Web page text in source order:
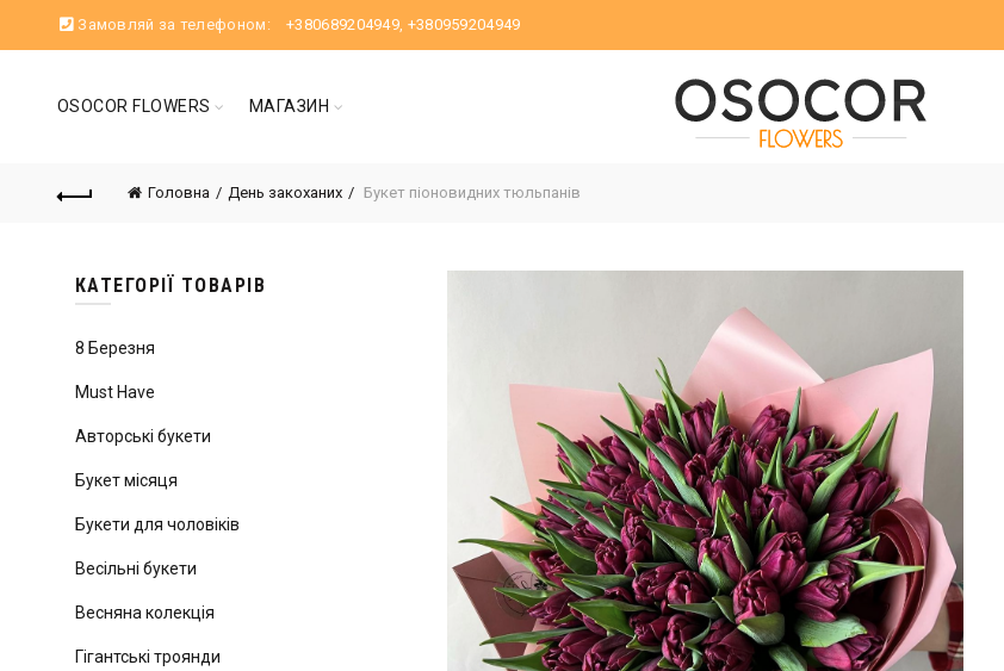
Замовляй за телефоном: +380689204949, +380959204949
OSOCOR FLOWERS МАГАЗИН
Головна День закоханих Букет піоновидних тюльпанів
КАТЕГОРІЇ ТОВАРІВ
8 Березня
Must Have
Авторські букети
Букет місяця
Букети для чоловіків
Весільні букети
Весняна колекція
Гігантські троянди